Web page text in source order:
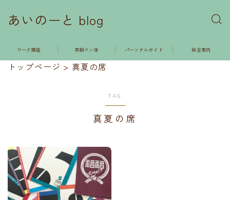
あいのーと blog
ワーク講座 早朝ペン活 パーソナルガイド 総合案内
トップページ > 真夏の席
TAG
真夏の席